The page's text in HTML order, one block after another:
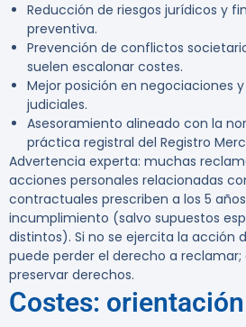
Reducción de riesgos jurídicos y
preventiva.
Prevención de conflictos
suelen escalonar costes.
Mejor posición en negociaciones
judiciales.
Asesoramiento alineado con la
práctica registral del Registro
Advertencia experta: muchas
acciones personales relacionadas
contractuales prescriben a los 5
incumplimiento (salvo supuestos
distintos). Si no se ejercita la acción
puede perder el derecho a
preservar derechos.
Costes: